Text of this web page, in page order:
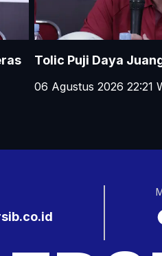
Tolic Puji Daya
06 Agustus 2026 22:21